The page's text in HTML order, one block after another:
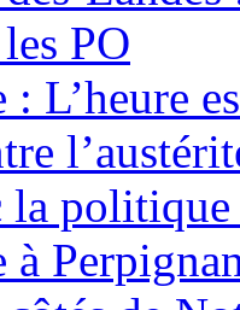
PO
: L’heure
politique
à